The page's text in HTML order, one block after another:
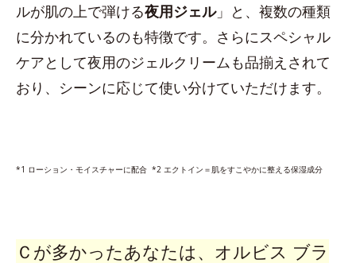
ルが肌の上で弾ける夜用ジェル」と、複数の種類
に分かれているのも特徴です。さらにスペシャル
ケアとして夜用のジェルクリームも品揃えされて
おり、シーンに応じて使い分けていただけます。
*1 ローション・モイスチャーに配合 *2 エクトイン＝肌をすこやかに整える保湿成分
Ｃが多かったあなたは、オルビス ブラ